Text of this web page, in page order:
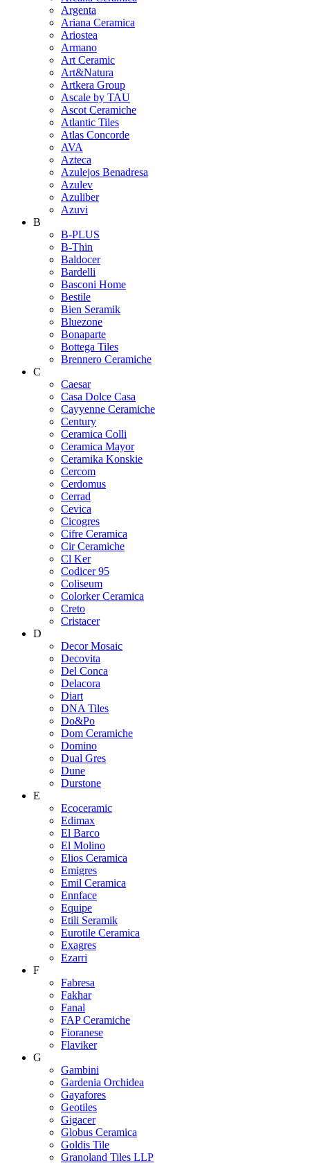
Argenta
Ariana Ceramica
Ariostea
Armano
Art Ceramic
Art&Natura
Artkera Group
Ascale by TAU
Ascot Ceramiche
Atlantic Tiles
Atlas Concorde
AVA
Azteca
Azulejos Benadresa
Azulev
Azuliber
Azuvi
B
B-PLUS
B-Thin
Baldocer
Bardelli
Basconi Home
Bestile
Bien Seramik
Bluezone
Bonaparte
Bottega Tiles
Brennero Ceramiche
C
Caesar
Casa Dolce Casa
Cayyenne Ceramiche
Century
Ceramica Colli
Ceramica Mayor
Ceramika Konskie
Cercom
Cerdomus
Cerrad
Cevica
Cicogres
Cifre Ceramica
Cir Ceramiche
Cl Ker
Codicer 95
Coliseum
Colorker Ceramica
Creto
Cristacer
D
Decor Mosaic
Decovita
Del Conca
Delacora
Diart
DNA Tiles
Do&Po
Dom Ceramiche
Domino
Dual Gres
Dune
Durstone
E
Ecoceramic
Edimax
El Barco
El Molino
Elios Ceramica
Emigres
Emil Ceramica
Ennface
Equipe
Etili Seramik
Eurotile Ceramica
Exagres
Ezarri
F
Fabresa
Fakhar
Fanal
FAP Ceramiche
Fioranese
Flaviker
G
Gambini
Gardenia Orchidea
Gayafores
Geotiles
Gigacer
Globus Ceramica
Goldis Tile
Granoland Tiles LLP